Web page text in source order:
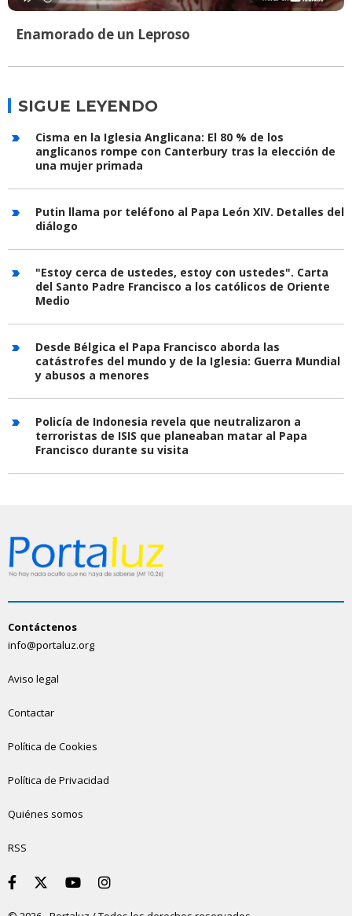
Enamorado de un Leproso
SIGUE LEYENDO
Cisma en la Iglesia Anglicana: El 80 % de los
anglicanos rompe con Canterbury tras la elección de
una mujer primada
Putin llama por teléfono al Papa León XIV. Detalles del
diálogo
"Estoy cerca de ustedes, estoy con ustedes". Carta
del Santo Padre Francisco a los católicos de Oriente
Medio
Desde Bélgica el Papa Francisco aborda las
catástrofes del mundo y de la Iglesia: Guerra Mundial
y abusos a menores
Policía de Indonesia revela que neutralizaron a
terroristas de ISIS que planeaban matar al Papa
Francisco durante su visita
Contáctenos
info@portaluz.org
Aviso legal
Contactar
Política de Cookies
Política de Privacidad
Quiénes somos
RSS